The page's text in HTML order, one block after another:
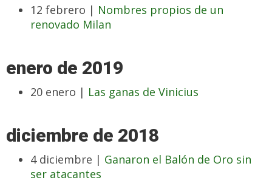
12 febrero | Nombres propios de un
renovado Milan
enero de 2019
20 enero | Las ganas de Vinicius
diciembre de 2018
4 diciembre | Ganaron el Balón de Oro sin
ser atacantes